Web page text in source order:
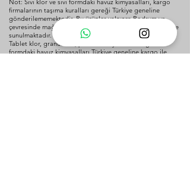
Not: Sıvı klor ve sıvı formdaki havuz kimyasalları, kargo
firmalarının taşıma kuralları gereği Türkiye geneline
gönderilememektedir. Bu ürünler yalnızca Bodrum ve
çevresinde mağazadan teslim veya yerel teslimat şeklinde
sunulmaktadır.
Tablet klor, granül klor, pH düzenleyiciler ve diğer katı
formdaki havuz kimyasalları Türkiye geneline kargo ile